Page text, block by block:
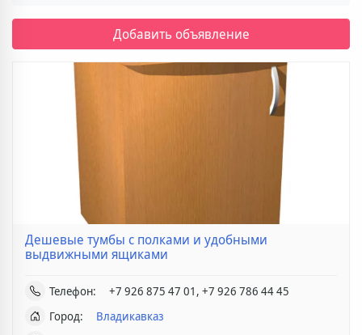
Добавить объявление
Дешевые тумбы с полками и удобными
выдвижными ящиками
Телефон:
+7 926 875 47 01, +7 926 786 44 45
Город:
Владикавказ